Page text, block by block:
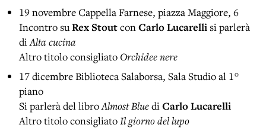
19 novembre Cappella Farnese, piazza Maggiore, 6
Incontro suRex StoutconCarlo Lucarelli si parlerà
diAlta cucina
Altro titolo consigliato Orchidee nere
17 dicembre Biblioteca Salaborsa, Sala Studio al 1°
piano
Si parlerà del libroAlmost BluediCarlo Lucarelli
Altro titolo consigliatoIl giorno del lupo